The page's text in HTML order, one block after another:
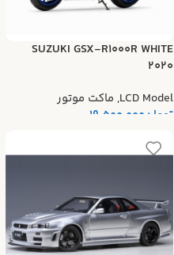
SUZUKI GSX-R1000R WHITE
2020
LCD Model
, ماکت موتور
تومان 19.500.000